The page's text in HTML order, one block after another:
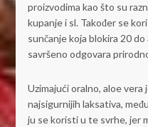
proizvodima kao što su
kupanje i sl. Također se
sunčanje koja blokira 20
savršeno odgovara
Uzimajući oralno, aloe
najsigurnijih laksativa,
ju se koristi u te svrhe, jer